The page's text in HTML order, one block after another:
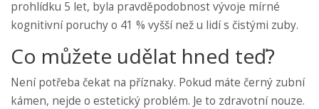
prohlídku 5 let, byla pravděpodobnost vývoje mírné
kognitivní poruchy o 41 % vyšší než u lidí s čistými zuby.
Co můžete udělat hned teď?
Není potřeba čekat na příznaky. Pokud máte černý zubní
kámen, nejde o estetický problém. Je to zdravotní nouze.